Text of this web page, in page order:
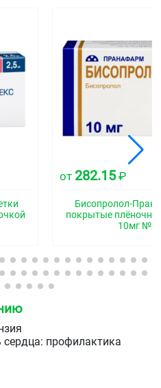
от 282.15₽
Бисопролол-
покрытые
10мг
профилактика